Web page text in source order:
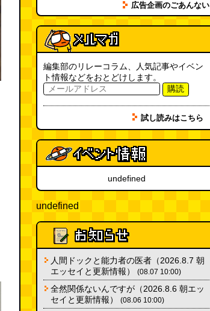
「モグラ駅」で有名な土合駅……
実は真の秘境駅はお隣の湯檜曽駅
だった (ぼっちのazumiさん)
【大調査】現代人は普通に生活し
ていると一日に何曲聞くことにな
ベランダに咲いた小さな花
（2026.8.4 朝エッセイ/西村まさ
ゆき）(西村まさゆき)
10:00)
SDカードのケチャップ和え / う
っかりデイリー 2026年8月1日号
現役、コスモスの自販機
稿) (08.03 16:00)
取り残された木(ほり) (08.03
16:00)
広告企画のごあんない
編集部のリレーコラム、人気記事やイベン
ト情報などをおとどけします。
購読
試し読みはこちら
undefined
undefined
人間ドックと能力者の医者（2026.8.7 朝
エッセイと更新情報）
(08.07 10:00)
全然関係ないんですが（2026.8.6 朝エッ
セイと更新情報）
(08.06 10:00)